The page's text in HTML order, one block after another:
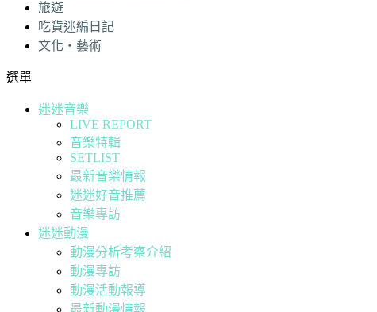
旅遊
吃貨迷編日記
文化・藝術
選單
迷迷音樂
LIVE REPORT
音樂特輯
SETLIST
最新音樂情報
迷迷好音推薦
音樂專訪
迷迷動漫
動漫分析考察介紹
動漫專訪
動漫活動報導
最新動漫情報